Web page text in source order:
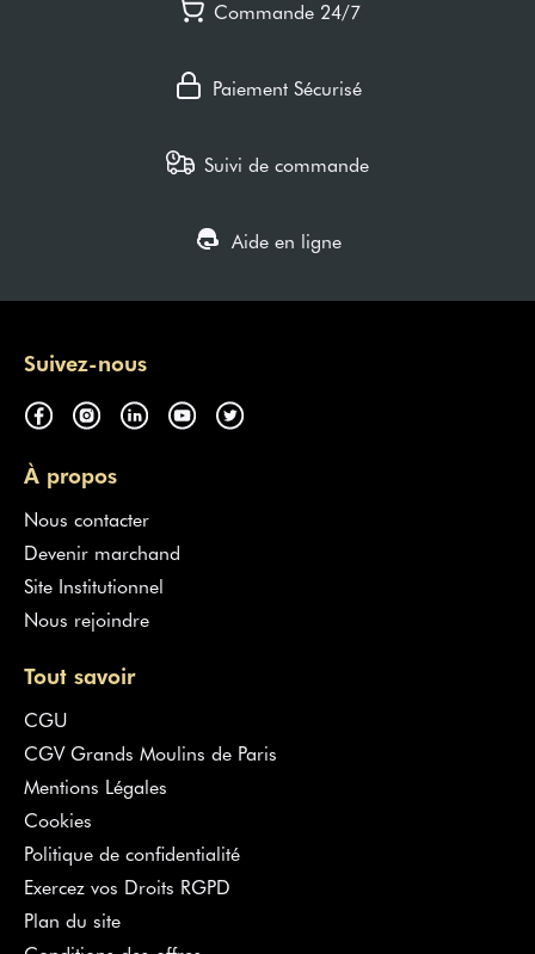
Commande 24/7
Paiement Sécurisé
Suivi de commande
Aide en ligne
Suivez-nous
À propos
Nous contacter
Devenir marchand
Site Institutionnel
Nous rejoindre
Tout savoir
CGU
CGV Grands Moulins de Paris
Mentions Légales
Cookies
Politique de confidentialité
Exercez vos Droits RGPD
Plan du site